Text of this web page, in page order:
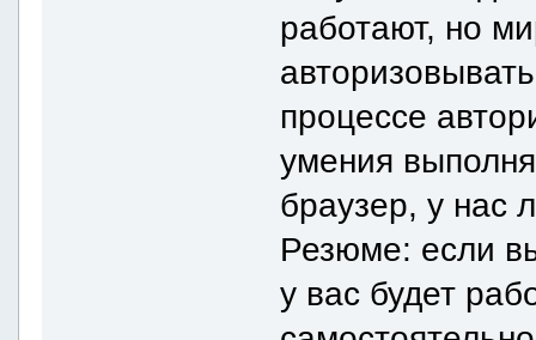
работают, но
процессе
умения
браузер, у нас
Резюме: если
у вас будет